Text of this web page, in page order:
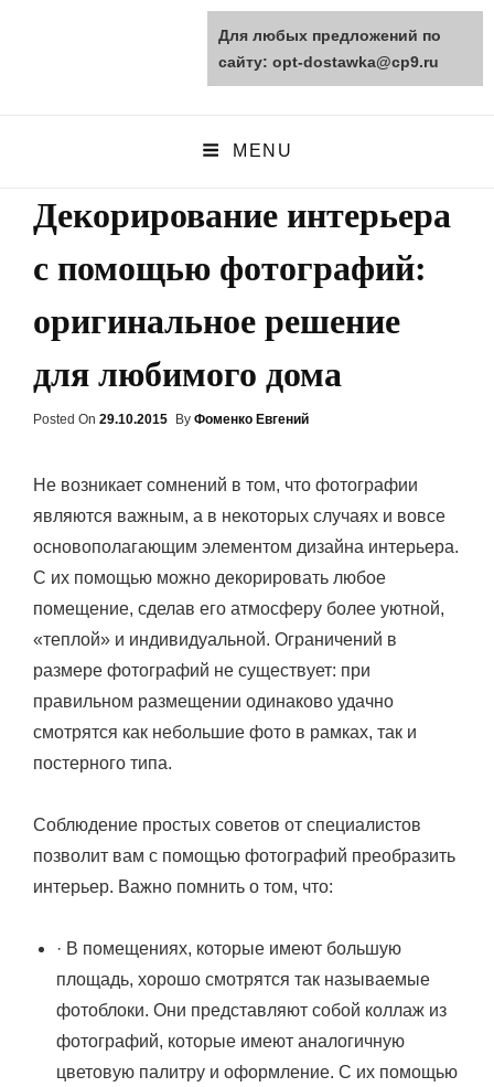
opt-dostawka.ru
MENU
Декорирование интерьера
с помощью фотографий:
оригинальное решение
для любимого дома
Posted On Posted
29.10.2015 By Фоменко Евгений
Не возникает сомнений в том, что фотографии
являются важным, а в некоторых случаях и вовсе
основополагающим элементом дизайна интерьера.
С их помощью можно декорировать любое
помещение, сделав его атмосферу более уютной,
«теплой» и индивидуальной. Ограничений в
размере фотографий не существует: при
правильном размещении одинаково удачно
смотрятся как небольшие фото в рамках, так и
постерного типа.
Соблюдение простых советов от специалистов
позволит вам с помощью фотографий преобразить
интерьер. Важно помнить о том, что:
·​ В помещениях, которые имеют большую
площадь, хорошо смотрятся так называемые
фотоблоки. Они представляют собой коллаж из
фотографий, которые имеют аналогичную
цветовую палитру и оформление. С их помощью
Для любых предложений по
сайту: opt-dostawka@cp9.ru